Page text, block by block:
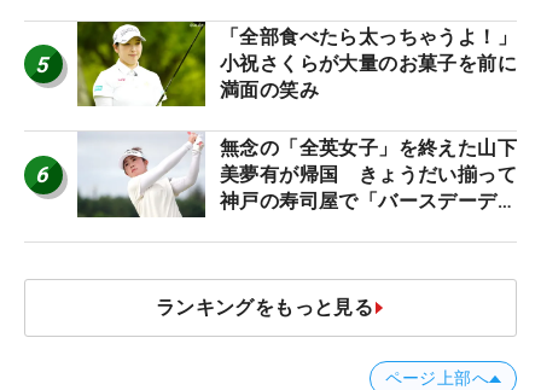
5
「全部食べたら太っちゃうよ！」
小祝さくらが大量のお菓子を前に
満面の笑み
6
無念の「全英女子」を終えた山下
美夢有が帰国 きょうだい揃って
神戸の寿司屋で「バースデーディ
ランキングをもっと見る
ページ上部へ